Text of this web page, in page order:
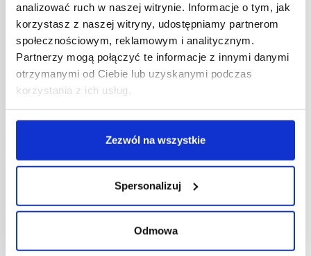
analizować ruch w naszej witrynie. Informacje o tym, jak
korzystasz z naszej witryny, udostępniamy partnerom
społecznościowym, reklamowym i analitycznym.
Partnerzy mogą połączyć te informacje z innymi danymi
otrzymanymi od Ciebie lub uzyskanymi podczas
korzystania z ich usług.
Zezwól na wszystkie
Spersonalizuj
Odmowa
xtreme brands